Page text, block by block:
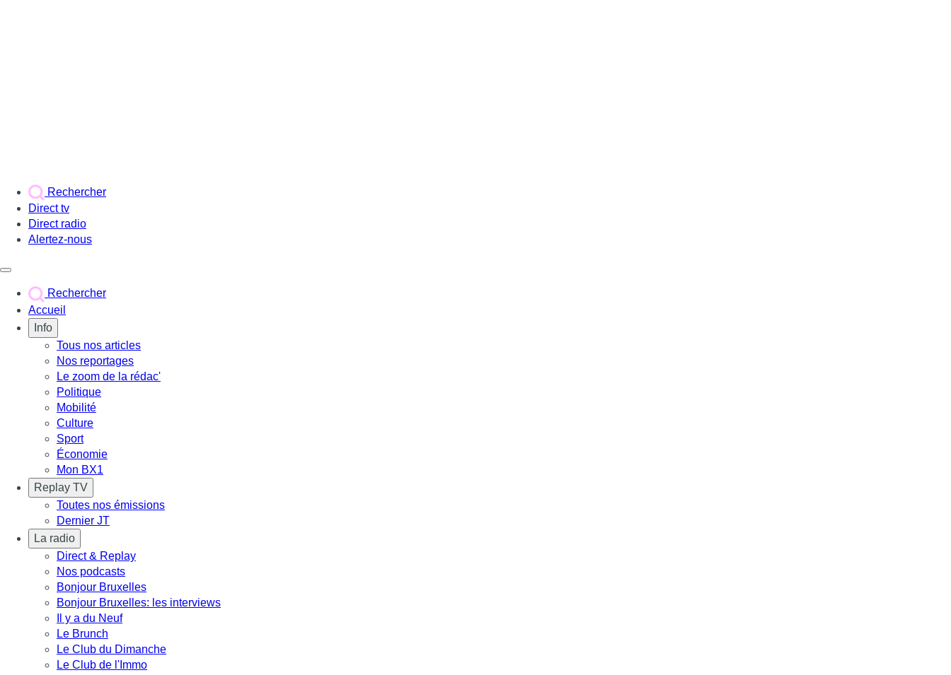
Rechercher
Direct tv
Direct radio
Alertez-nous
Rechercher
Accueil
Info
Tous nos articles
Nos reportages
Le zoom de la rédac'
Politique
Mobilité
Culture
Sport
Économie
Mon BX1
Replay TV
Toutes nos émissions
Dernier JT
La radio
Direct & Replay
Nos podcasts
Bonjour Bruxelles
Bonjour Bruxelles: les interviews
Il y a du Neuf
Le Brunch
Le Club du Dimanche
Le Club de l'Immo